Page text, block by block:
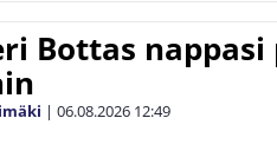
Bottas nappasi
| 06.08.2026 12:49